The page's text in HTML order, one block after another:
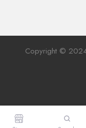
Copyright ©